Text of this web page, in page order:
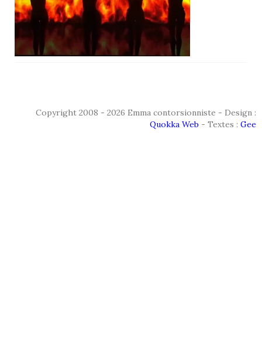
Copyright 2008 - 2026 Emma contorsionniste - Design :
Quokka Web - Textes : Gee